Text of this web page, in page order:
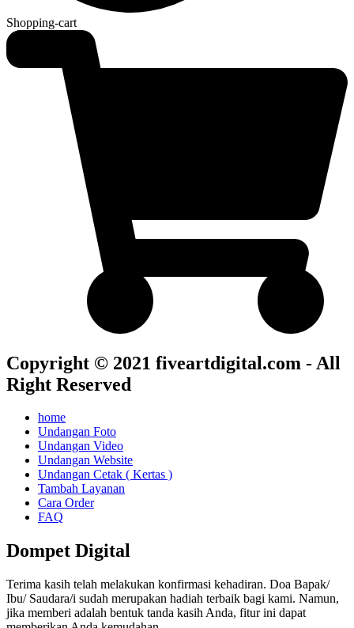
Shopping-cart
Copyright © 2021 fiveartdigital.com - All
Right Reserved
home
Undangan Foto
Undangan Video
Undangan Website
Undangan Cetak ( Kertas )
Tambah Layanan
Cara Order
FAQ
Dompet Digital
Terima kasih telah melakukan konfirmasi kehadiran. Doa Bapak/
Ibu/ Saudara/i sudah merupakan hadiah terbaik bagi kami. Namun,
jika memberi adalah bentuk tanda kasih Anda, fitur ini dapat